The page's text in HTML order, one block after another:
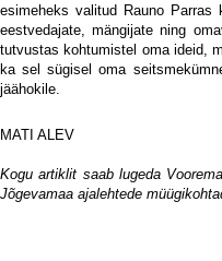
esimeheks valitud Rauno Parras
eestvedajate, mängijate ning
tutvustas kohtumistel oma ideid,
ka sel sügisel oma
jäähokile.
MATI ALEV
Kogu artiklit saab lugeda
Jõgevamaa ajalehtede